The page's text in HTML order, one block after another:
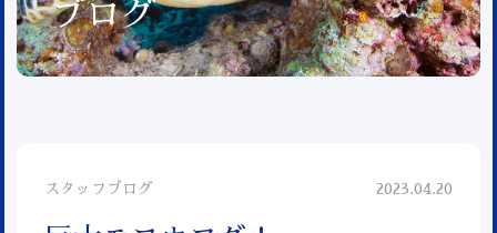
ブログ
スタッフブログ 2023.04.20